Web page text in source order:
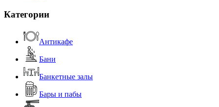
Категории
Антикафе
Бани
Банкетные залы
Бары и пабы